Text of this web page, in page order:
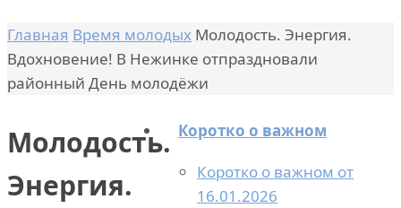
Главная Время молодых Молодость. Энергия.
Вдохновение! В Нежинке отпраздновали
районный День молодёжи
Молодость.
Энергия.
Коротко о важном
Коротко о важном от
16.01.2026